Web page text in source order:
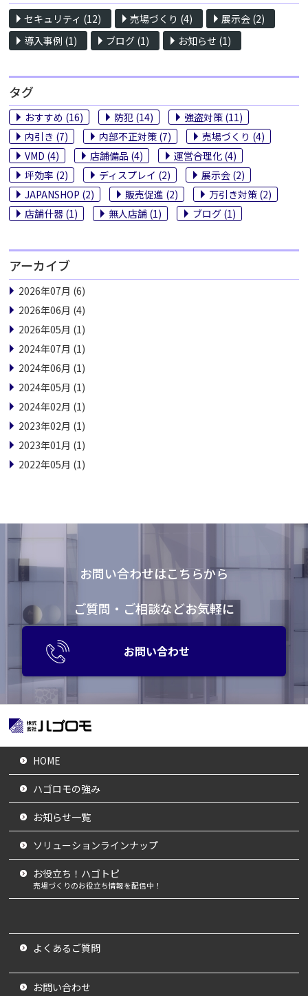
セキュリティ (12) 売場づくり (4)
展示会 (2)
導入事例 (1)
ブログ (1) お知らせ (1)
タグ
おすすめ (16) 防犯 (14)
強盗対策 (11)
内引き (7)
内部不正対策 (7)
売場づくり (4)
VMD (4)
店舗備品 (4)
運営合理化 (4)
坪効率 (2)
ディスプレイ (2)
展示会 (2)
JAPANSHOP (2)
販売促進 (2)
万引き対策 (2)
店舗什器 (1)
無人店舗 (1) ブログ (1)
アーカイブ
2026年07月 (6)
2026年06月 (4)
2026年05月 (1)
2024年07月 (1)
2024年06月 (1)
2024年05月 (1)
2024年02月 (1)
2023年02月 (1)
2023年01月 (1)
2022年05月 (1)
お問い合わせはこちらから
ご質問・ご相談などお気軽に
お問い合わせ
HOME
ハゴロモの強み
お知らせ一覧
ソリューションラインナップ
お役立ち！ハゴトピ
売場づくりのお役立ち情報を配信中！
よくあるご質問
お問い合わせ